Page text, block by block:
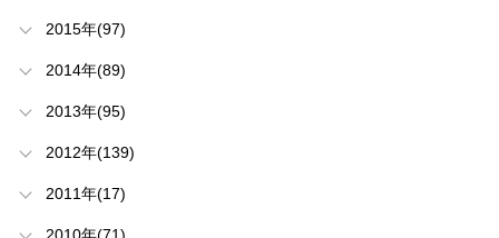
2015年(97)
2014年(89)
2013年(95)
2012年(139)
2011年(17)
2010年(71)